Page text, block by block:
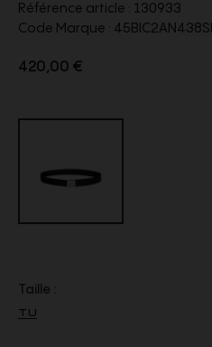
Référence article : 130933
Code Marque : 45BIC2AN438SI
420,00 €
Taille :
TU